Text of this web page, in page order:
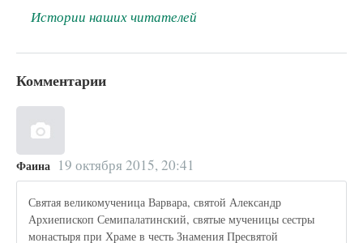
Истории наших читателей
Комментарии
Фаина 19 октября 2015, 20:41
Святая великомученица Варвара, святой Александр
Архиепископ Семипалатинский, святые мученицы сестры
монастыря при Храме в честь Знамения Пресвятой